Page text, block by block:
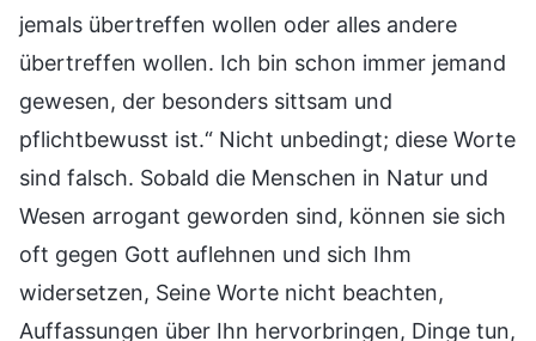
jemals übertreffen wollen oder alles andere
übertreffen wollen. Ich bin schon immer jemand
gewesen, der besonders sittsam und
pflichtbewusst ist.“ Nicht unbedingt; diese Worte
sind falsch. Sobald die Menschen in Natur und
Wesen arrogant geworden sind, können sie sich
oft gegen Gott auflehnen und sich Ihm
widersetzen, Seine Worte nicht beachten,
Auffassungen über Ihn hervorbringen, Dinge tun,